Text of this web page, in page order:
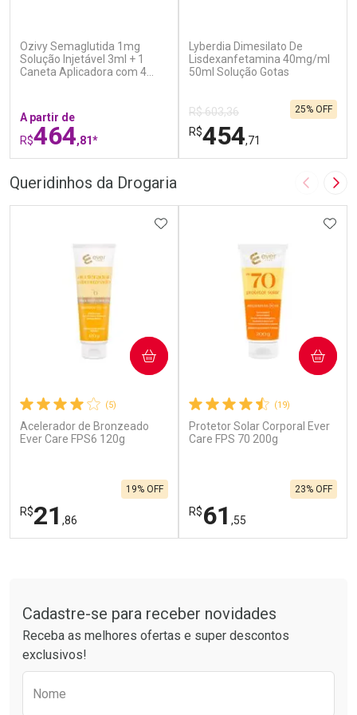
Ozivy Semaglutida 1mg
Solução Injetável 3ml + 1
Caneta Aplicadora com 4
A partir de
R$464,81*
Ativar Desconto
Por R$ 664,02/cada
Lyberdia Dimesilato De
Lisdexanfetamina 40mg/ml
50ml Solução Gotas
R$ 603,36
R$454,71
25% OFF
Ativar Desconto
Por R$ 454,71/cada
Queridinhos da Drogaria Imagem
(5)
Acelerador de Bronzeado
Ever Care FPS6 120g
R$21 ,86
19% OFF
ADICIONAR AOS FAVORITOS
COMPRAR
Laboratório
Por Menos
(19)
Protetor Solar Corporal Ever
Care FPS 70 200g
R$61 ,55
23% OFF
COMPRAR
Laboratório
Por Menos
Cadastre-se para receber novidades
Receba as melhores ofertas e super descontos
exclusivos!
Nome